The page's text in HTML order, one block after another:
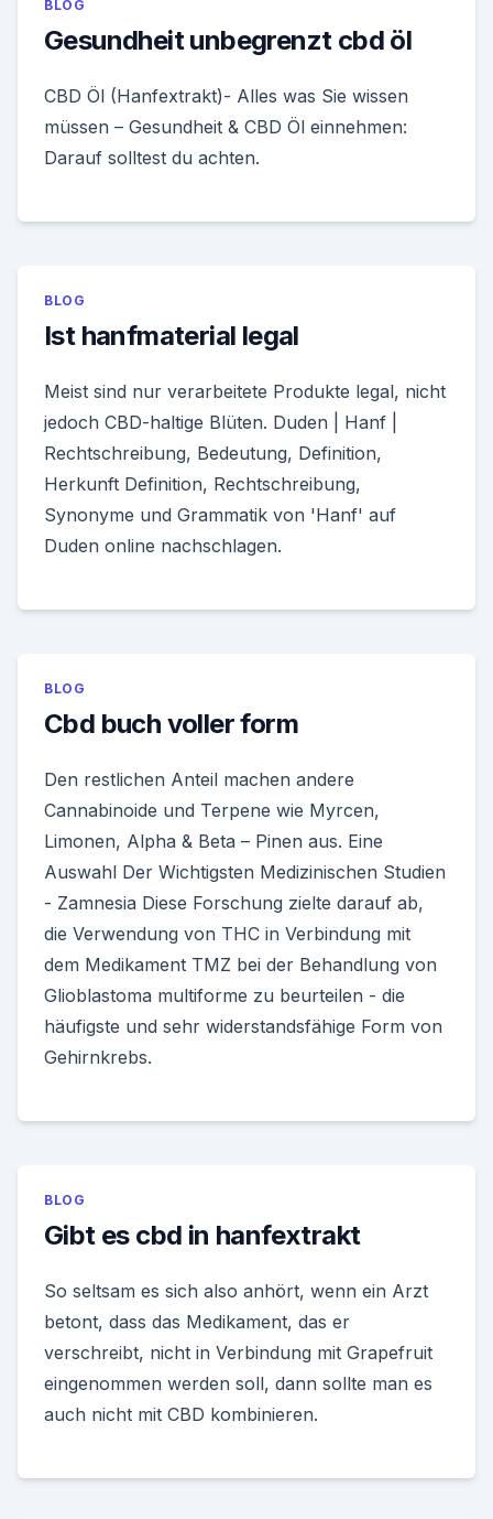
BLOG
Gesundheit unbegrenzt cbd öl
CBD Öl (Hanfextrakt)- Alles was Sie wissen
müssen – Gesundheit & CBD Öl einnehmen:
Darauf solltest du achten.
BLOG
Ist hanfmaterial legal
Meist sind nur verarbeitete Produkte legal, nicht
jedoch CBD-haltige Blüten. Duden | Hanf |
Rechtschreibung, Bedeutung, Definition,
Herkunft Definition, Rechtschreibung,
Synonyme und Grammatik von 'Hanf' auf
Duden online nachschlagen.
BLOG
Cbd buch voller form
Den restlichen Anteil machen andere
Cannabinoide und Terpene wie Myrcen,
Limonen, Alpha & Beta – Pinen aus. Eine
Auswahl Der Wichtigsten Medizinischen Studien
- Zamnesia Diese Forschung zielte darauf ab,
die Verwendung von THC in Verbindung mit
dem Medikament TMZ bei der Behandlung von
Glioblastoma multiforme zu beurteilen - die
häufigste und sehr widerstandsfähige Form von
Gehirnkrebs.
BLOG
Gibt es cbd in hanfextrakt
So seltsam es sich also anhört, wenn ein Arzt
betont, dass das Medikament, das er
verschreibt, nicht in Verbindung mit Grapefruit
eingenommen werden soll, dann sollte man es
auch nicht mit CBD kombinieren.